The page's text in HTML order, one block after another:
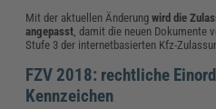
Mit der aktuellen Änderungwird die
angepasst, damit die neuen Dokumente
Stufe 3 der internetbasierten Kfz-
FZV 2018: rechtliche
Kennzeichen